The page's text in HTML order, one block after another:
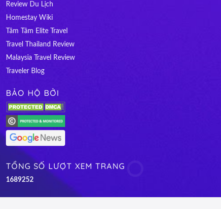
Review Du Lịch
Homestay Wiki
Tâm Tâm Elite Travel
Travel Thailand Review
Malaysia Travel Review
Traveler Blog
BẢO HỘ BỞI
TỔNG SỐ LƯỢT XEM TRANG
1689252